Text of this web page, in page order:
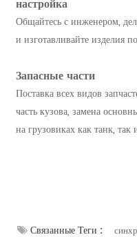
настройка
Общайтесь с инженером,
и изготавливайте изделия
Запасные части
Поставка всех видов
часть кузова, замена
на грузовиках как танк, так
Связанные Теги :